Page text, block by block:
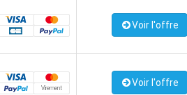
Voir l'offre
Virement Voir l'offre